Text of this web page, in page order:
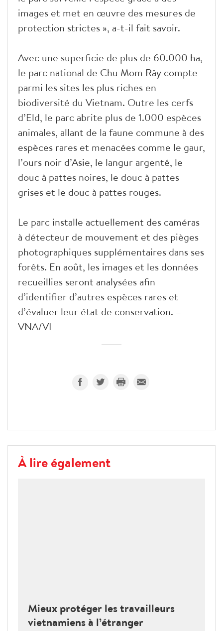
images et met en œuvre des mesures de
protection strictes », a-t-il fait savoir.
Avec une superficie de plus de 60.000 ha,
le parc national de Chu Mom Rây compte
parmi les sites les plus riches en
biodiversité du Vietnam. Outre les cerfs
d’Eld, le parc abrite plus de 1.000 espèces
animales, allant de la faune commune à des
espèces rares et menacées comme le gaur,
l’ours noir d’Asie, le langur argenté, le
douc à pattes noires, le douc à pattes
grises et le douc à pattes rouges.
Le parc installe actuellement des caméras
à détecteur de mouvement et des pièges
photographiques supplémentaires dans ses
forêts. En août, les images et les données
recueillies seront analysées afin
d’identifier d’autres espèces rares et
d’évaluer leur état de conservation. –
VNA/VI
À lire également
Mieux protéger les travailleurs
vietnamiens à l’étranger